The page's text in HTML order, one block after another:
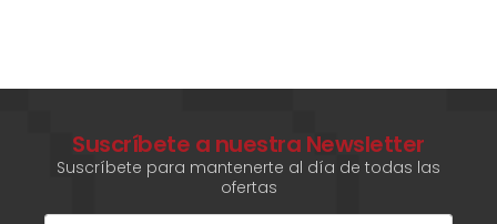
Suscríbete a nuestra Newsletter
Suscríbete para mantenerte al día de todas las
ofertas